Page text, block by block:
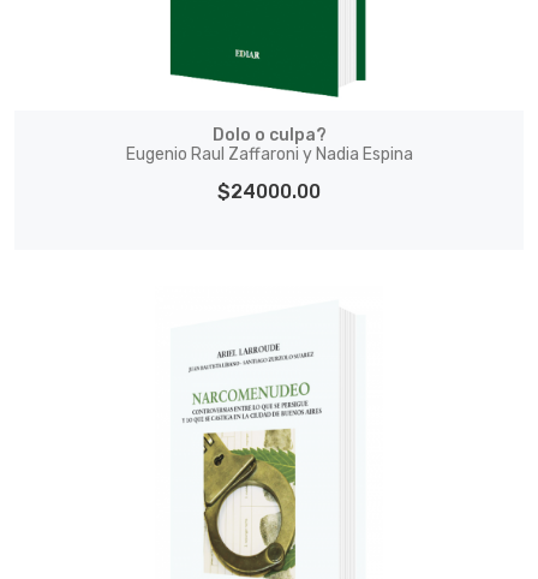
Dolo o culpa?
Eugenio Raul Zaffaroni y Nadia Espina
$24000.00